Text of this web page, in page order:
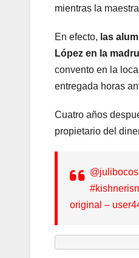
mientras la
En efecto, las
López en la
convento en la
entregada horas
Cuatro años
propietario del
@julibocos
original –